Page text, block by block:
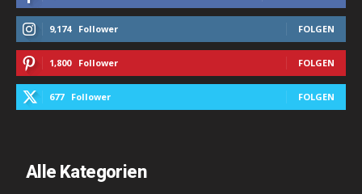
9,174 Follower FOLGEN
1,800 Follower FOLGEN
677 Follower FOLGEN
Alle Kategorien